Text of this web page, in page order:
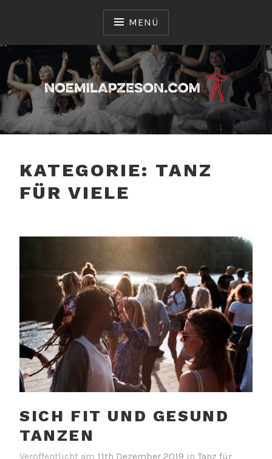
MENÜ
NOEMILAPZESON.COM
Sie erhalten hier Informationen über die vielen
Arten des Tanzes
KATEGORIE: TANZ
FÜR VIELE
SICH FIT UND GESUND
TANZEN
Veröffentlicht am 11th Dezember 2019 in Tanz für